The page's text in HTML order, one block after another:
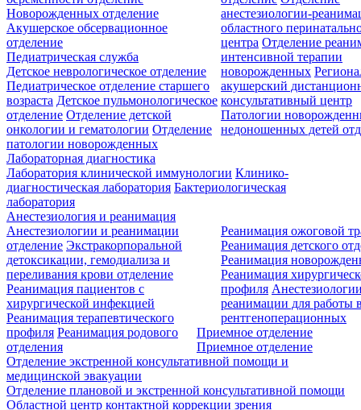
Новорожденных отделение
Акушерское обсервационное
отделение
анестезиологии-
областного
центра Отделение
интенсивной терапии
новорожденных
акушерский
консультативный центр
Патологии
недоношенных детей
Педиатрическая служба
Детское неврологическое отделение
Педиатрическое отделение старшего
возраста Детское пульмонологическое
отделение Отделение детской
онкологии и гематологии Отделение
патологии новорожденных
Лабораторная диагностика
Лаборатория клинической иммунологии Клинико-
диагностическая лаборатория Бактериологическая
лаборатория
Анестезиология и реанимация
Анестезиологии и реанимации
отделение Экстракорпоральной
детоксикации, гемодиализа и
переливания крови отделение
Реанимация пациентов с
хирургической инфекцией
Реанимация терапевтического
профиля Реанимация родового
отделения
Реанимация ожоговой
Реанимация детского
Реанимация
Реанимация
профиля
реанимации для работы
рентгеноперационных
Приемное отделение
Приемное отделение
Отделение экстренной консультативной помощи и
медицинской эвакуации
Отделение плановой и экстренной консультативной помощи
Областной центр контактной коррекции зрения